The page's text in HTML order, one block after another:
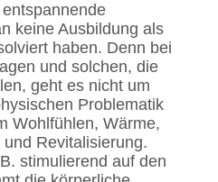
keine Ausbildung als
haben. Denn bei
und solchen, die
geht es nicht um
Problematik
Wohlfühlen, Wärme,
Revitalisierung.
stimulierend auf den